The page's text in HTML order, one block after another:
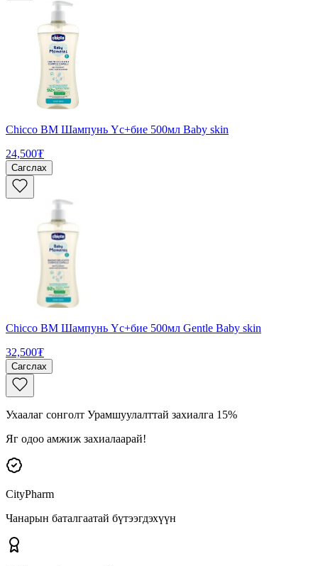
Chicco BM Шампунь Үс+бие 500мл Baby skin
24,500₮
Сагслах
Chicco BM Шампунь Үс+бие 500мл Gentle Baby skin
32,500₮
Сагслах
Ухаалаг сонголт Урамшуулалттай захиалга 15%
Яг одоо амжиж захиалаарай!
CityPharm
Чанарын баталгаатай бүтээгдэхүүн